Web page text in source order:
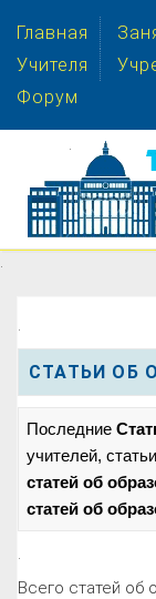
Главная
Учителя
Форум
.
.
СТАТЬИ ОБ
Последние
учителей,
статей об
статей об
.
Всего статей об
.